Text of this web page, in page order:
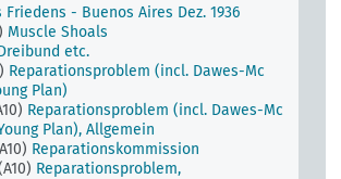
Friedens - Buenos Aires Dez. 1936
Muscle Shoals
etc.
Reparationsproblem (incl. Dawes-Mc
Plan)
Reparationsproblem (incl. Dawes-Mc
Plan), Allgemein
Reparationskommission
Reparationsproblem,